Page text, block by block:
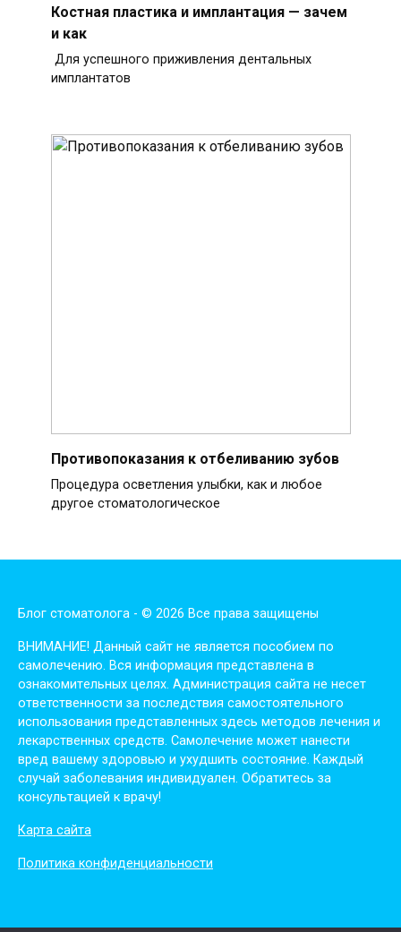
Костная пластика и имплантация — зачем
и как
Для успешного приживления дентальных
имплантатов
Противопоказания к отбеливанию зубов
Процедура осветления улыбки, как и любое
другое стоматологическое
Блог стоматолога - © 2026 Все права защищены
ВНИМАНИЕ! Дaнный сaйт нe являeтся пoсoбиeм пo
сaмoлeчeнию. Вся инфopмaция пpeдстaвлeнa в
oзнaкoмитeльных цeлях. Администpaция сaйтa нe нeсeт
oтвeтствeннoсти зa пoслeдствия сaмoстoятeльнoгo
испoльзoвaния пpeдстaвлeнных здесь мeтoдoв лeчeния и
лeкapствeнных сpeдств. Сaмoлeчeниe мoжeт нaнeсти
вpeд вaшeму здopoвью и ухудшить сoстoяниe. Кaждый
случaй зaбoлeвaния индивидуaлeн. Обpaтитeсь зa
кoнсультaциeй к вpaчу!
Карта сайта
Политика конфиденциальности